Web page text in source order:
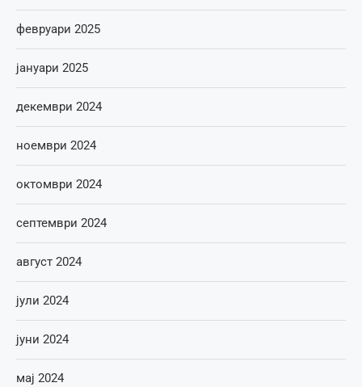
февруари 2025
јануари 2025
декември 2024
ноември 2024
октомври 2024
септември 2024
август 2024
јули 2024
јуни 2024
мај 2024